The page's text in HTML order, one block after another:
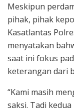
Meskipun
pihak, pihak
Kasatlantas
menyatakan
saat ini fokus
keterangan dari
“Kami masih
saksi. Tadi